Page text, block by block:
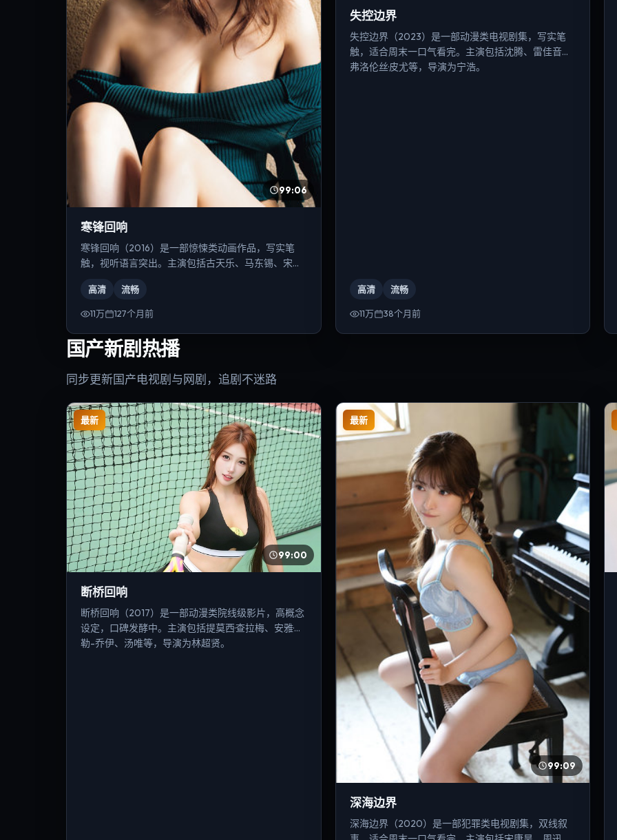
99:06
寒锋回响
寒锋回响（2016）是一部惊悚类动画作品，写实笔
触，视听语言突出。主演包括古天乐、马东锡、宋康
高清 流畅
11万 127个月前
失控边界
失控边界（2023）是一部动漫类电视剧集，写实笔
触，适合周末一口气看完。主演包括沈腾、雷佳音、
弗洛伦丝·皮尤等，导演为宁浩。
高清 流畅
11万 38个月前
国产新剧热播
同步更新国产电视剧与网剧，追剧不迷路
最新
99:00
断桥回响
断桥回响（2017）是一部动漫类院线级影片，高概念
设定，口碑发酵中。主演包括提莫西·查拉梅、安雅·泰
勒-乔伊、汤唯等，导演为林超贤。
最新
99:09
深海边界
深海边界（2020）是一部犯罪类电视剧集，双线叙